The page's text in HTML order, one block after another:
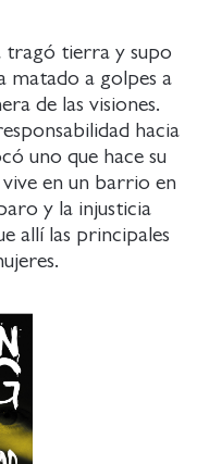
tragó tierra y supo
matado a golpes a
de las visiones.
hacia
uno que hace su
en un barrio en
y la injusticia
allí las principales